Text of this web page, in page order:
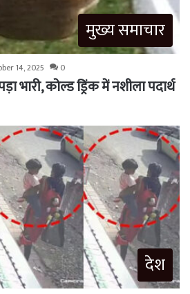
मुख्य समाचार
14, 2025 0
भारी, कोल्ड ड्रिंक में नशीला पदार्थ
देश